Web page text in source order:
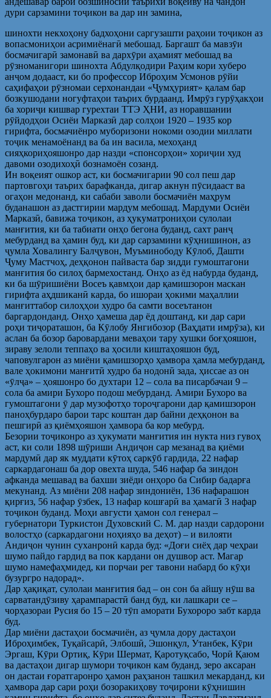
дури сарзамини тоҷикон ва дар ин замина,
шинохти некхоҳону бадхоҳони саргузашти раҳоии тоҷикон аз
вопасмониҳои асримиёнагӣ мебошад. Баргашт ба мавзӯи
босмачигарӣ замонавӣ ва дархӯри аҳамият мебошад ва
рӯзноманигори шинохта Абдулқодири Раҳим кори хуберо
анҷом додааст, ки бо профессор Иброҳим Усмонов рӯйи
саҳифаҳои рӯзномаи серхонандаи «Ҷумҳурият» қалам бар
бозкушодани ногуфтаҳои таърих бурдаанд. Имрӯз гурӯҳакҳои
ба хориҷи кишвар гурехтаи ТТЭ ҲНИ, аз норавшании
рӯйдодҳои Осиёи Марказӣ дар солҳои 1920 – 1935 кор
гирифта, босмачиёнро муборизони нокоми озодии миллати
тоҷик менамоёнанд ва ба ин васила, мехоҳанд
сияҳкориҳояшонро дар назди «спонсорҳои» хориҷии худ
давоми озодихоҳӣ бознамоён созанд.
Ин воқеият ошкор аст, ки босмачигарии 90 сол пеш дар
партовгоҳи таърих барафканда, дигар акнун пӯсидааст ва
огаҳон медонанд, ки сабаби заволи босмачиён маҳрум
буданашон аз дастгирии мардум мебошад. Мардуми Осиёи
Марказӣ, бавижа тоҷикон, аз ҳукуматрониҳои сулолаи
манғития, ки ба табиати онҳо бегона буданд, сахт ранҷ
мебурданд ва ҳамин буд, ки дар сарзамини кӯҳнишинон, аз
ҷумла Ховалингу Балҷувон, Муъминободу Кӯлоб, Дашти
Ҷуму Мастчоҳ, деҳқонон пайваста бар зидди гумоштагони
манғития бо силоҳ бармехостанд. Онҳо аз ёд набурда буданд,
ки ба шӯришиёни Восеъ қавмҳои дар қамишзорон маскан
гирифта аҳдшиканӣ карда, бо ишораи ҳокими маҳаллии
манғиттабор силоҳҳои худро ба самти восеътанон
баргардонданд. Онҳо ҳамеша дар ёд доштанд, ки дар сари
роҳи тиҷораташон, ба Кӯлобу Янгибозор (Ваҳдати имрӯза), ки
аслан ба бозор баровардани меваҳои тару хушки боғҳояшон,
зираву зелоли теппаҳо ва ҳосили киштаҳояшон буд,
чаповулгарон аз миёни қамишзорҳо ҳамвора ҳамла мебурданд,
вале ҳокимони манғитӣ худро ба нодонӣ зада, ҳиссае аз он
«ӯлҷа» – ҳояшонро бо духтари 12 – сола ва писарбачаи 9 –
сола ба амири Бухоро подош мебурданд. Амири Бухоро ва
гумоштагони ӯ дар музофотҳо тороҷгарони дар қамишзорон
паноҳбурдаро барои тарс коштан дар байни деҳқонон ва
пешгирӣ аз қиёмҳояшон ҳамвора ба кор мебурд.
Безории тоҷиконро аз ҳукумати манғития ин нукта низ гувоҳ
аст, ки соли 1898 шӯриши Андиҷон сар мезанад ва қиёми
мардумӣ дар як муддати кӯтоҳ саркӯб гардида, 22 нафар
саркардагонаш ба дор овехта шуда, 546 нафар ба зиндон
афканда мешавад ва бахши зиёди онҳоро ба Сибир бадарға
мекунанд. Аз миёни 208 нафар зиндониён, 136 нафарашон
қирғиз, 56 нафар ӯзбек, 13 нафар кошғарӣ ва ҳамагӣ 3 нафар
тоҷикон буданд. Моҳи августи ҳамон сол генерал –
губернатори Туркистон Духовский С. М. дар назди сардорони
волостҳо (саркардагони ноҳияҳо ва деҳот) – и вилояти
Андиҷон чунин суханронӣ карда буд: «Доғи сиёҳ дар чеҳраи
шумо пайдо гардид ва пок кардани он душвор аст. Магар
шумо намефаҳмидед, ки порчаи рег тавони набард бо кӯҳи
бузургро надорад».
Дар ҳақиқат, сулолаи манғития бад – он сон ба айшу нӯш ва
сарватандӯзиву ҳарампарастӣ банд буд, ки лашкари се –
чорҳазораи Русия бо 15 – 20 тӯп аморати Бухороро забт карда
буд.
Дар миёни дастаҳои босмачиён, аз ҷумла дору дастаҳои
Иброҳимбек, Туқайсарӣ, Элбошӣ, Эшонқул, Утанбек, Кӯри
Эргаш, Кӯри Ортиқ, Кӯри Шермат, Қаротуқсабо, Чорӣ Қаюм
ва дастаҳои дигар шумори тоҷикон кам буданд, зеро аксаран
он дастаи ғоратгаронро ҳамон раҳзанон ташкил мекарданд, ки
ҳамвора дар сари роҳи бозоракиҳову тоҷирони кӯҳнишин